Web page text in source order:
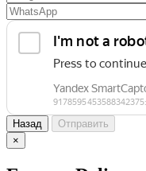
Назад
Отправить
×